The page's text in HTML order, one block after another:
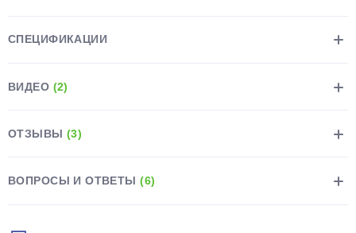
СПЕЦИФИКАЦИИ
ВИДЕО (2)
ОТЗЫВЫ (3)
ВОПРОСЫ И ОТВЕТЫ(6)